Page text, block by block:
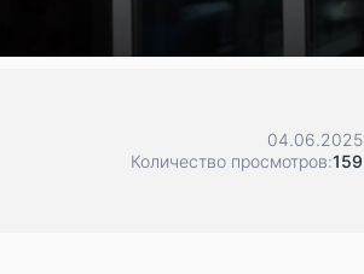
04.06.2025
Количество просмотров:159